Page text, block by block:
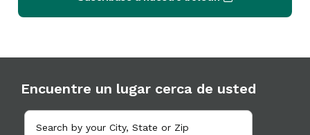
Encuentre un lugar cerca de usted